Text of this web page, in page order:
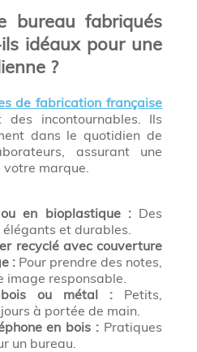
bureau fabriqués
idéaux pour une
?
de fabrication française
incontournables. Ils
dans le quotidien de
assurant une
marque.
en bioplastique : Des
et durables.
recyclé avec couverture
: Pour prendre des notes,
image responsable.
ou métal : Petits,
à portée de main.
en bois : Pratiques
un bureau.